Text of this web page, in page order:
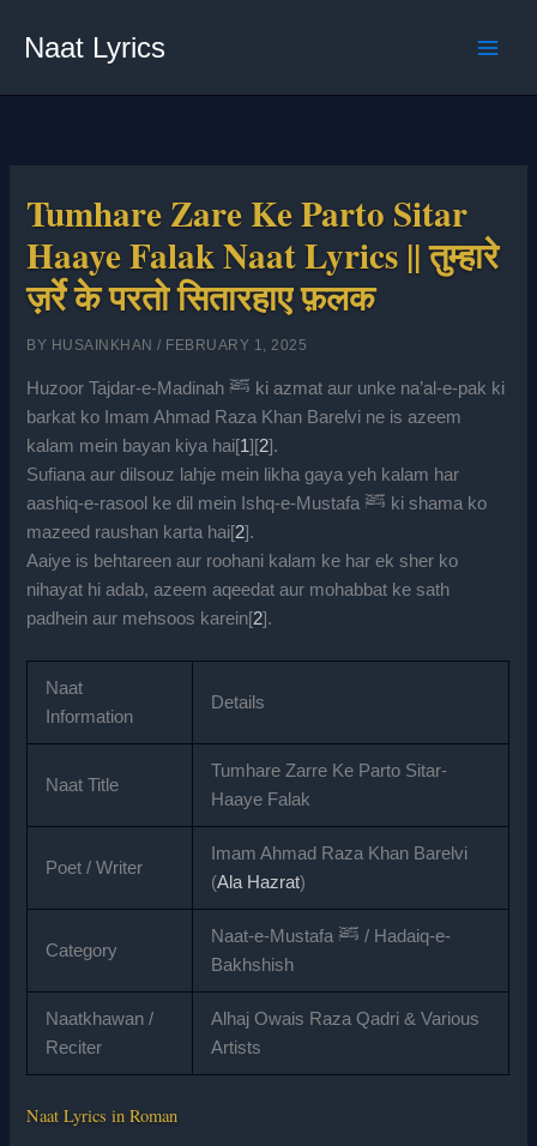
Naat Lyrics
Tumhare Zare Ke Parto Sitar
Haaye Falak Naat Lyrics || तुम्हारे
ज़र्रे के परतो सितारहाए फ़लक
BY HUSAINKHAN/ FEBRUARY 1, 2025
Huzoor Tajdar-e-Madinah ﷺ ki azmat aur unke na’al-e-pak ki
barkat ko Imam Ahmad Raza Khan Barelvi ne is azeem
kalam mein bayan kiya hai[1][2].
Sufiana aur dilsouz lahje mein likha gaya yeh kalam har
aashiq-e-rasool ke dil mein Ishq-e-Mustafa ﷺ ki shama ko
mazeed raushan karta hai[2].
Aaiye is behtareen aur roohani kalam ke har ek sher ko
nihayat hi adab, azeem aqeedat aur mohabbat ke sath
padhein aur mehsoos karein[2].
Naat
Information
Details
Naat Title
Tumhare Zarre Ke Parto Sitar-
Haaye Falak
Poet / Writer
Imam Ahmad Raza Khan Barelvi
(Ala Hazrat)
Category
Naat-e-Mustafa ﷺ / Hadaiq-e-
Bakhshish
Naatkhawan /
Reciter
Alhaj Owais Raza Qadri & Various
Artists
Naat Lyrics in Roman